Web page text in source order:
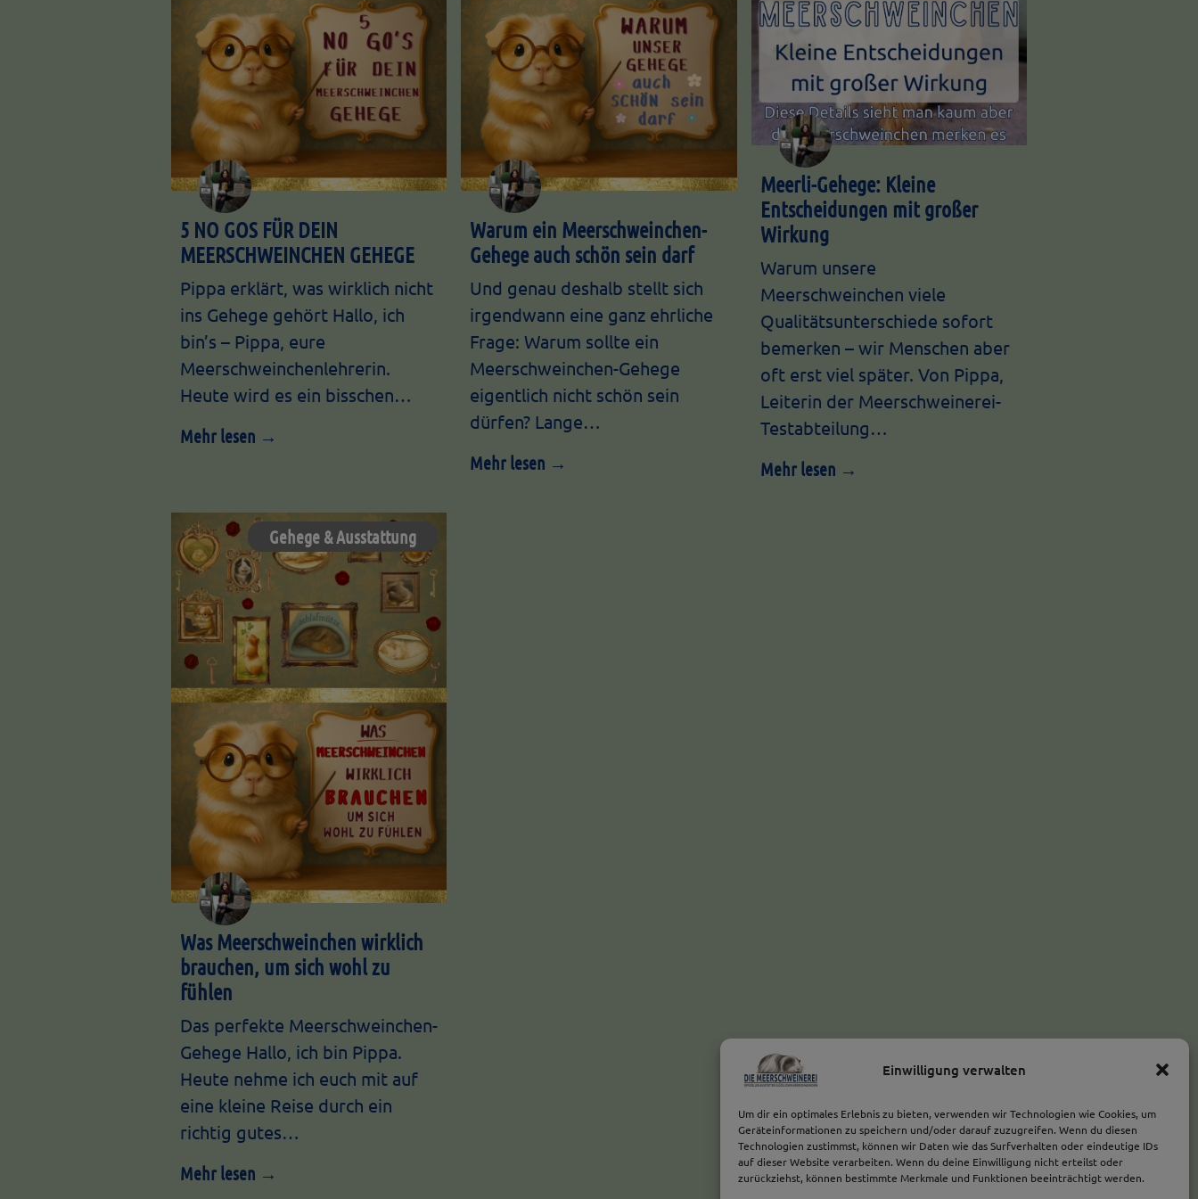
Einwilligung verwalten
Um dir ein optimales Erlebnis zu bieten, verwenden wir Technologien wie Cookies, um
Geräteinformationen zu speichern und/oder darauf zuzugreifen. Wenn du diesen
Technologien zustimmst, können wir Daten wie das Surfverhalten oder eindeutige IDs
auf dieser Website verarbeiten. Wenn du deine Einwilligung nicht erteilst oder
zurückziehst, können bestimmte Merkmale und Funktionen beeinträchtigt werden.
5 NO GOS FÜR DEIN
MEERSCHWEINCHEN GEHEGE
Pippa erklärt, was wirklich nicht
ins Gehege gehört Hallo, ich
bin’s – Pippa, eure
Meerschweinchenlehrerin.
Heute wird es ein bisschen…
Mehr lesen →
Warum ein Meerschweinchen-
Gehege auch schön sein darf
Und genau deshalb stellt sich
irgendwann eine ganz ehrliche
Frage: Warum sollte ein
Meerschweinchen-Gehege
eigentlich nicht schön sein
dürfen? Lange…
Mehr lesen →
Meerli-Gehege: Kleine
Entscheidungen mit großer
Wirkung
Warum unsere
Meerschweinchen viele
Qualitätsunterschiede sofort
bemerken – wir Menschen aber
oft erst viel später. Von Pippa,
Leiterin der Meerschweinerei-
Testabteilung…
Mehr lesen →
Gehege & Ausstattung
Was Meerschweinchen wirklich
brauchen, um sich wohl zu
fühlen
Das perfekte Meerschweinchen-
Gehege Hallo, ich bin Pippa.
Heute nehme ich euch mit auf
eine kleine Reise durch ein
richtig gutes…
Mehr lesen →